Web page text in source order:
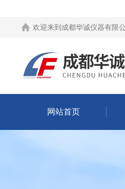
欢迎来到 成都华诚仪器有限
网站首页